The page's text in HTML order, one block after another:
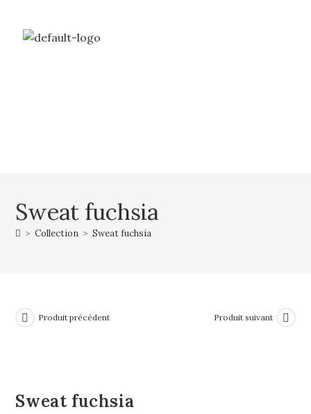
Sweat fuchsia
> Collection > Sweat fuchsia
Produit précédent Produit suivant
Sweat fuchsia